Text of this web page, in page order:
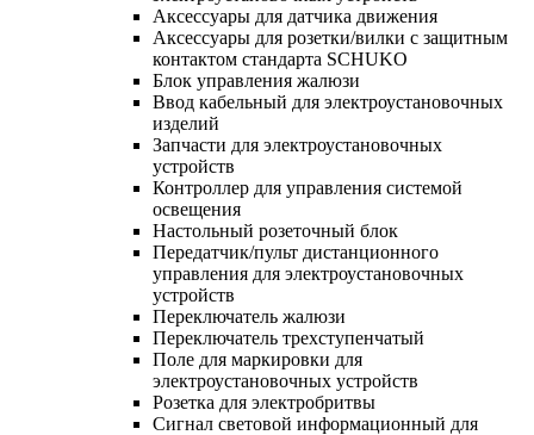
Аксессуары для датчика движения
Аксессуары для розетки/вилки с защитным
контактом стандарта SCHUKO
Блок управления жалюзи
Ввод кабельный для электроустановочных
изделий
Запчасти для электроустановочных
устройств
Контроллер для управления системой
освещения
Настольный розеточный блок
Передатчик/пульт дистанционного
управления для электроустановочных
устройств
Переключатель жалюзи
Переключатель трехступенчатый
Поле для маркировки для
электроустановочных устройств
Розетка для электробритвы
Сигнал световой информационный для